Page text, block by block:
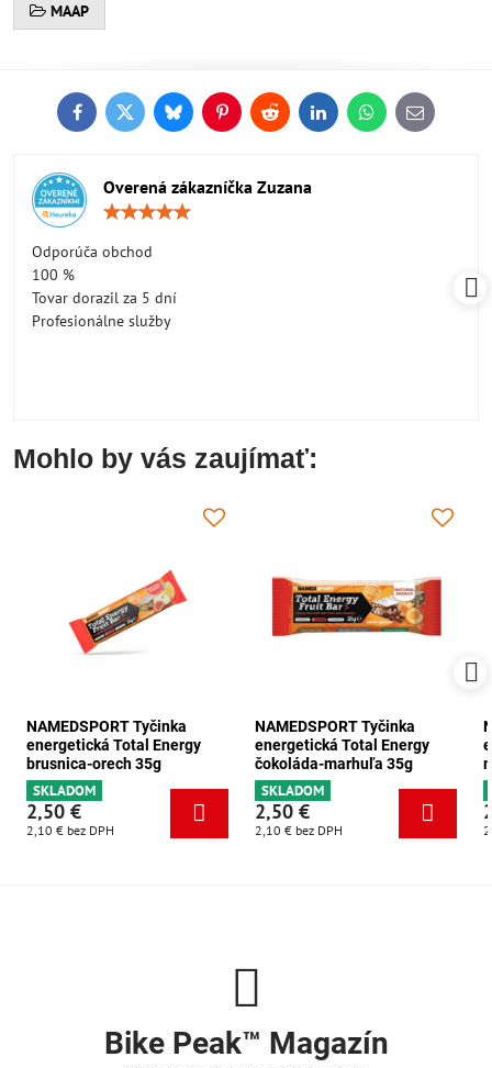
MAAP
FacebookTwitterBlueskyPinterestReddit LinkedInWhatsApp
E-
mail
Overená zákazníčka Zuzana
Odporúča obchod
100 %
Tovar dorazil za 5 dní
Profesionálne služby
Mohlo by vás zaujímať:
NAMEDSPORT Tyčinka
energetická Total Energy
brusnica-orech 35g
SKLADOM
2,50 €
2,10 € bez DPH
NAMEDSPORT Tyčinka
energetická Total Energy
čokoláda-marhuľa 35g
SKLADOM
2,50 €
2,10 € bez DPH
Bike Peak™ Magazín